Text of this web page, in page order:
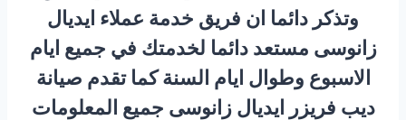
وتذكر دائما ان فريق خدمة عملاء ايديال
زانوسى مستعد دائما لخدمتك في جميع ايام
الاسبوع وطوال ايام السنة كما تقدم صيانة
ديب فريزر ايديال زانوسى جميع المعلومات